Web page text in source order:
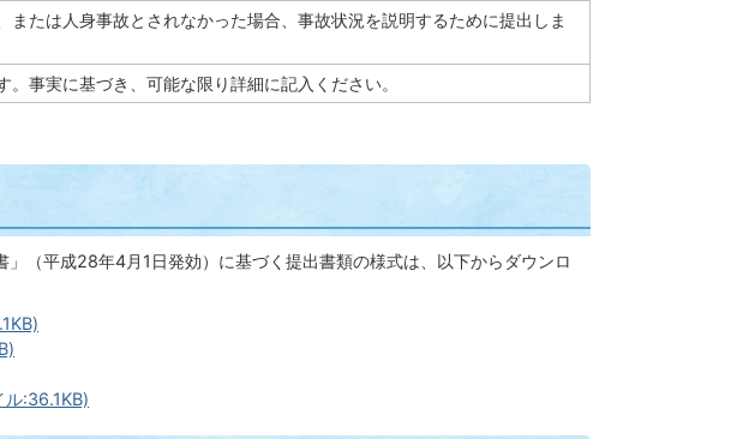
または人身事故とされなかった場合、事故状況を説明するために提出しま
事実に基づき、可能な限り詳細に記入ください。
」（平成28年4月1日発効）に基づく提出書類の様式は、以下からダウンロ
ル:36.1KB)